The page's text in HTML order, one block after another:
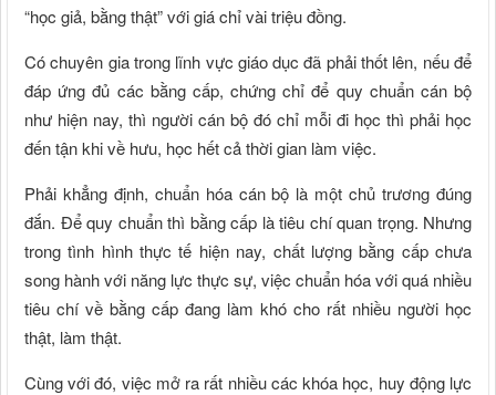
“học giả, bằng thật” với giá chỉ vài triệu đồng.
Có chuyên gia trong lĩnh vực giáo dục đã phải thốt lên, nếu để
đáp ứng đủ các bằng cấp, chứng chỉ để quy chuẩn cán bộ
như hiện nay, thì người cán bộ đó chỉ mỗi đi học thì phải học
đến tận khi về hưu, học hết cả thời gian làm việc.
Phải khẳng định, chuẩn hóa cán bộ là một chủ trương đúng
đắn. Để quy chuẩn thì bằng cấp là tiêu chí quan trọng. Nhưng
trong tình hình thực tế hiện nay, chất lượng bằng cấp chưa
song hành với năng lực thực sự, việc chuẩn hóa với quá nhiều
tiêu chí về bằng cấp đang làm khó cho rất nhiều người học
thật, làm thật.
Cùng với đó, việc mở ra rất nhiều các khóa học, huy động lực